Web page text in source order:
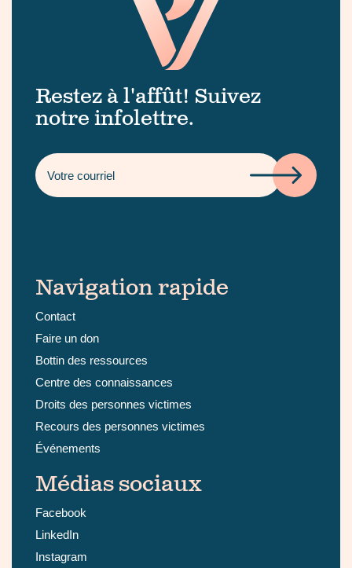
Restez à l'affût! Suivez
notre infolettre.
Navigation rapide
Contact
Faire un don
Bottin des ressources
Centre des connaissances
Droits des personnes victimes
Recours des personnes victimes
Événements
Médias sociaux
Facebook
LinkedIn
Instagram